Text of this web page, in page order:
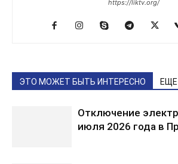
https://liktv.org/
ЭТО МОЖЕТ БЫТЬ ИНТЕРЕСНО
Отключение
июля 2026 года в